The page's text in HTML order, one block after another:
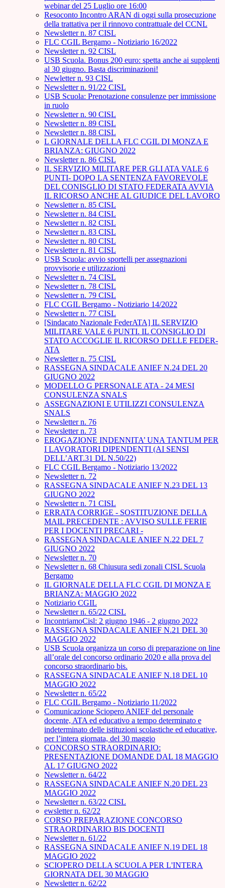
webinar del 25 Luglio ore 16:00
Resoconto Incontro ARAN di oggi sulla prosecuzione
della trattativa per il rinnovo contrattuale del CCNL
Newsletter n. 87 CISL
FLC CGIL Bergamo - Notiziario 16/2022
Newsletter n. 92 CISL
USB Scuola. Bonus 200 euro: spetta anche ai supplenti
al 30 giugno. Basta discriminazioni!
Newletter n. 93 CISL
Newsletter n. 91/22 CISL
USB Scuola: Prenotazione consulenze per immissione
in ruolo
Newsletter n. 90 CISL
Newsletter n. 89 CISL
Newsletter n. 88 CISL
L GIORNALE DELLA FLC CGIL DI MONZA E
BRIANZA: GIUGNO 2022
Newsletter n. 86 CISL
IL SERVIZIO MILITARE PER GLI ATA VALE 6
PUNTI- DOPO LA SENTENZA FAVOREVOLE
DEL CONISGLIO DI STATO FEDERATA AVVIA
IL RICORSO ANCHE AL GIUDICE DEL LAVORO
Newsletter n. 85 CISL
Newsletter n. 84 CISL
Newsletter n. 82 CISL
Newsletter n. 83 CISL
Newsletter n. 80 CISL
Newsletter n. 81 CISL
USB Scuola: avvio sportelli per assegnazioni
provvisorie e utilizzazioni
Newsletter n. 74 CISL
Newsletter n. 78 CISL
Newsletter n. 79 CISL
FLC CGIL Bergamo - Notiziario 14/2022
Newsletter n. 77 CISL
[Sindacato Nazionale FederATA] IL SERVIZIO
MILITARE VALE 6 PUNTI. IL CONSIGLIO DI
STATO ACCOGLIE IL RICORSO DELLE FEDER-
ATA
Newsletter n. 75 CISL
RASSEGNA SINDACALE ANIEF N.24 DEL 20
GIUGNO 2022
MODELLO G PERSONALE ATA - 24 MESI
CONSULENZA SNALS
ASSEGNAZIONI E UTILIZZI CONSULENZA
SNALS
Newsletter n. 76
Newsletter n. 73
EROGAZIONE INDENNITA’ UNA TANTUM PER
I LAVORATORI DIPENDENTI (AI SENSI
DELL’ART.31 DL N.50/22)
FLC CGIL Bergamo - Notiziario 13/2022
Newsletter n. 72
RASSEGNA SINDACALE ANIEF N.23 DEL 13
GIUGNO 2022
Newsletter n. 71 CISL
ERRATA CORRIGE - SOSTITUZIONE DELLA
MAIL PRECEDENTE : AVVISO SULLE FERIE
PER I DOCENTI PRECARI -
RASSEGNA SINDACALE ANIEF N.22 DEL 7
GIUGNO 2022
Newsletter n. 70
Newsletter n. 68 Chiusura sedi zonali CISL Scuola
Bergamo
IL GIORNALE DELLA FLC CGIL DI MONZA E
BRIANZA: MAGGIO 2022
Notiziario CGIL
Newsletter n. 65/22 CISL
IncontriamoCisl: 2 giugno 1946 - 2 giugno 2022
RASSEGNA SINDACALE ANIEF N.21 DEL 30
MAGGIO 2022
USB Scuola organizza un corso di preparazione on line
all’orale del concorso ordinario 2020 e alla prova del
concorso straordinario bis.
RASSEGNA SINDACALE ANIEF N.18 DEL 10
MAGGIO 2022
Newsletter n. 65/22
FLC CGIL Bergamo - Notiziario 11/2022
Comunicazione Sciopero ANIEF del personale
docente, ATA ed educativo a tempo determinato e
indeterminato delle istituzioni scolastiche ed educative,
per l’intera giornata, del 30 maggio
CONCORSO STRAORDINARIO:
PRESENTAZIONE DOMANDE DAL 18 MAGGIO
AL 17 GIUGNO 2022
Newsletter n. 64/22
RASSEGNA SINDACALE ANIEF N.20 DEL 23
MAGGIO 2022
Newsletter n. 63/22 CISL
ewsletter n. 62/22
CORSO PREPARAZIONE CONCORSO
STRAORDINARIO BIS DOCENTI
Newsletter n. 61/22
RASSEGNA SINDACALE ANIEF N.19 DEL 18
MAGGIO 2022
SCIOPERO DELLA SCUOLA PER L'INTERA
GIORNATA DEL 30 MAGGIO
Newsletter n. 62/22